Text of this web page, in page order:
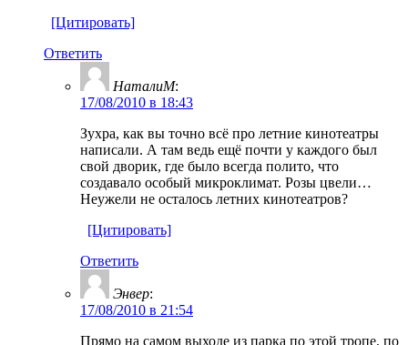
[Цитировать]
Ответить
НаталиМ:
17/08/2010 в 18:43
Зухра, как вы точно всё про летние кинотеатры
написали. А там ведь ещё почти у каждого был
свой дворик, где было всегда полито, что
создавало особый микроклимат. Розы цвели…
Неужели не осталось летних кинотеатров?
[Цитировать]
Ответить
Энвер:
17/08/2010 в 21:54
Прямо на самом выходе из парка по этой тропе, по